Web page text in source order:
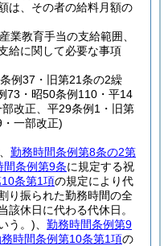
は、その者の給料月額の
業教育手当の支給範囲、
給に関して必要な事項
例37・旧第21条の2繰
73・昭50条例110・平14
改正、平29条例1・旧第
一部改正)
勤務時間条例第8条の2第
間条例第9条に規定する祝
条第1項の規定により代
り振られた勤務時間の全
該休日に代わる代休日。
う。)
勤務時間条例第9
時間条例第10条第1項の